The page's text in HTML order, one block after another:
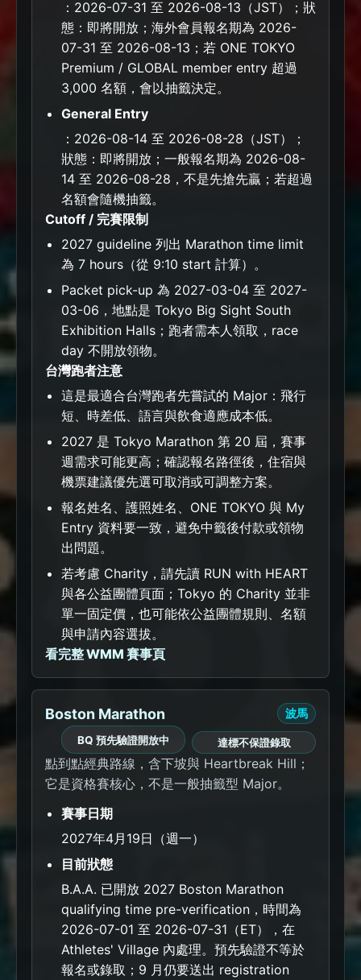
：2026-07-31 至 2026-08-13（JST）；狀
態：即將開放；海外會員報名期為 2026-
07-31 至 2026-08-13；若 ONE TOKYO
Premium / GLOBAL member entry 超過
3,000 名額，會以抽籤決定。
General Entry
：2026-08-14 至 2026-08-28（JST）；
狀態：即將開放；一般報名期為 2026-08-
14 至 2026-08-28，不是先搶先贏；若超過
名額會隨機抽籤。
Cutoff / 完賽限制
2027 guideline 列出 Marathon time limit
為 7 hours（從 9:10 start 計算）。
Packet pick-up 為 2027-03-04 至 2027-
03-06，地點是 Tokyo Big Sight South
Exhibition Halls；跑者需本人領取，race
day 不開放領物。
台灣跑者注意
這是最適合台灣跑者先嘗試的 Major：飛行
短、時差低、語言與飲食適應成本低。
2027 是 Tokyo Marathon 第 20 屆，賽事
週需求可能更高；確認報名路徑後，住宿與
機票建議優先選可取消或可調整方案。
報名姓名、護照姓名、ONE TOKYO 與 My
Entry 資料要一致，避免中籤後付款或領物
出問題。
若考慮 Charity，請先讀 RUN with HEART
與各公益團體頁面；Tokyo 的 Charity 並非
單一固定價，也可能依公益團體規則、名額
與申請內容選拔。
看完整 WMM 賽事頁
Boston Marathon 波馬
BQ 預先驗證開放中 達標不保證錄取
點到點經典路線，含下坡與 Heartbreak Hill；
它是資格賽核心，不是一般抽籤型 Major。
賽事日期
2027年4月19日（週一）
目前狀態
B.A.A. 已開放 2027 Boston Marathon
qualifying time pre-verification，時間為
2026-07-01 至 2026-07-31（ET），在
Athletes' Village 內處理。預先驗證不等於
報名或錄取；9 月仍要送出 registration